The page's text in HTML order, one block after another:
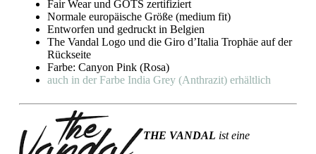
Fair Wear und GOTS zertifiziert
Normale europäische Größe (medium fit)
Entworfen und gedruckt in Belgien
The Vandal Logo und die Giro d’Italia Trophäe auf der
Rückseite
Farbe: Canyon Pink (Rosa)
auch in der Farbe India Grey (Anthrazit) erhältlich
THE VANDAL ist eine